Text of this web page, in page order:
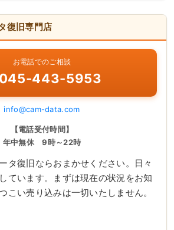
復旧専門店
お電話でのご相談
045-443-5953
info@cam-data.com
【電話受付時間】
年中無休 9時～22時
タ復旧ならおまかせください。日々
ています。まずは現在の状況をお知
こい売り込みは一切いたしません。